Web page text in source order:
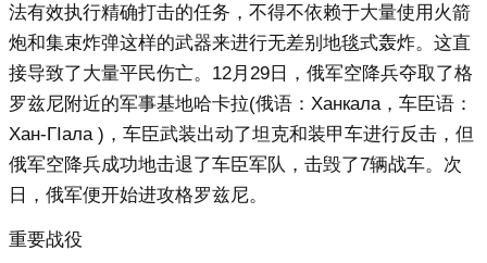
法有效执行精确打击的任务，不得不依赖于大量使用火箭
炮和集束炸弹这样的武器来进行无差别地毯式轰炸。这直
接导致了大量平民伤亡。12月29日，俄军空降兵夺取了格
罗兹尼附近的军事基地哈卡拉(俄语：Ханкала，车臣语：
Хан-ГӀала )，车臣武装出动了坦克和装甲车进行反击，但
俄军空降兵成功地击退了车臣军队，击毁了7辆战车。次
日，俄军便开始进攻格罗兹尼。
重要战役